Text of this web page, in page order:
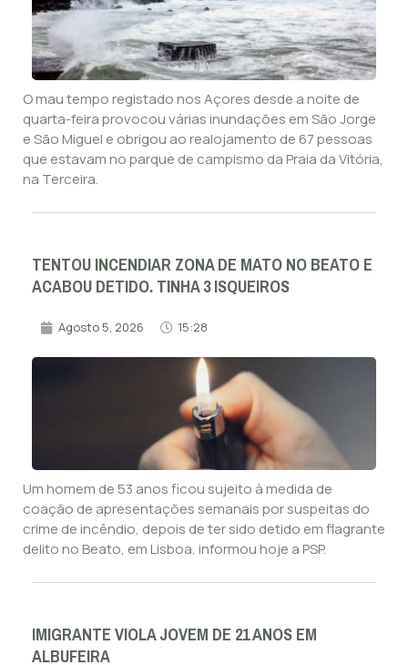
O mau tempo registado nos Açores desde a noite de
quarta-feira provocou várias inundações em São Jorge
e São Miguel e obrigou ao realojamento de 67 pessoas
que estavam no parque de campismo da Praia da Vitória,
na Terceira.
TENTOU INCENDIAR ZONA DE MATO NO BEATO E
ACABOU DETIDO. TINHA 3 ISQUEIROS
Agosto 5, 2026 15:28
Um homem de 53 anos ficou sujeito à medida de
coação de apresentações semanais por suspeitas do
crime de incêndio, depois de ter sido detido em flagrante
delito no Beato, em Lisboa, informou hoje a PSP.
IMIGRANTE VIOLA JOVEM DE 21 ANOS EM
ALBUFEIRA